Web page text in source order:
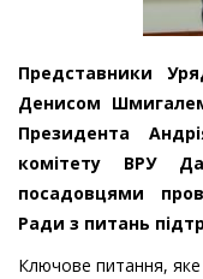
Представники
Денисом
Президента
комітету ВРУ
посадовцями
Ради з питань
Ключове питання, яке